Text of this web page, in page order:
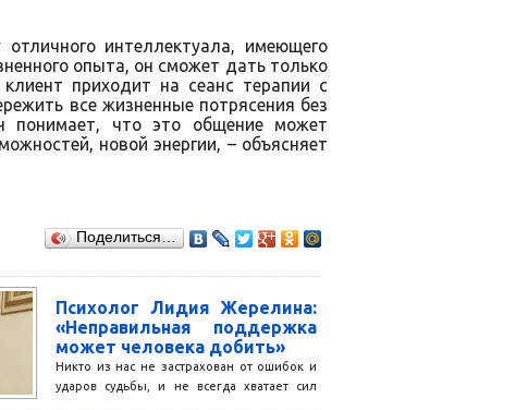
интеллектуала, имеющего
опыта, он сможет дать только
приходит на сеанс терапии с
все жизненные потрясения без
понимает, что это общение может
новой энергии, – объясняет
Поделиться…
Психолог Лидия Жерелина:
«Неправильная поддержка
может человека добить»
Никто из нас не застрахован от ошибок и
ударов судьбы, и не всегда хватает сил